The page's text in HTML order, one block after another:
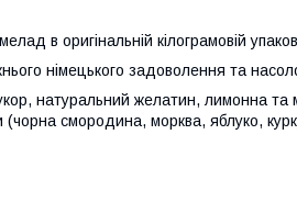
в оригінальній кілограмовій
німецького задоволення та
натуральний желатин, лимонна та
(чорна смородина, морква, яблуко,